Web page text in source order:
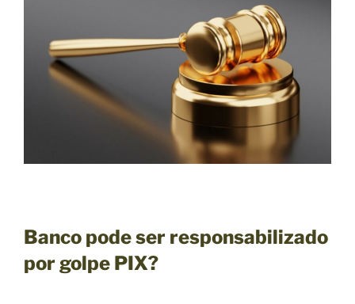
Banco pode ser responsabilizado
por golpe PIX?